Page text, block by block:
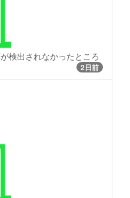
検出されなかったところ
2日前